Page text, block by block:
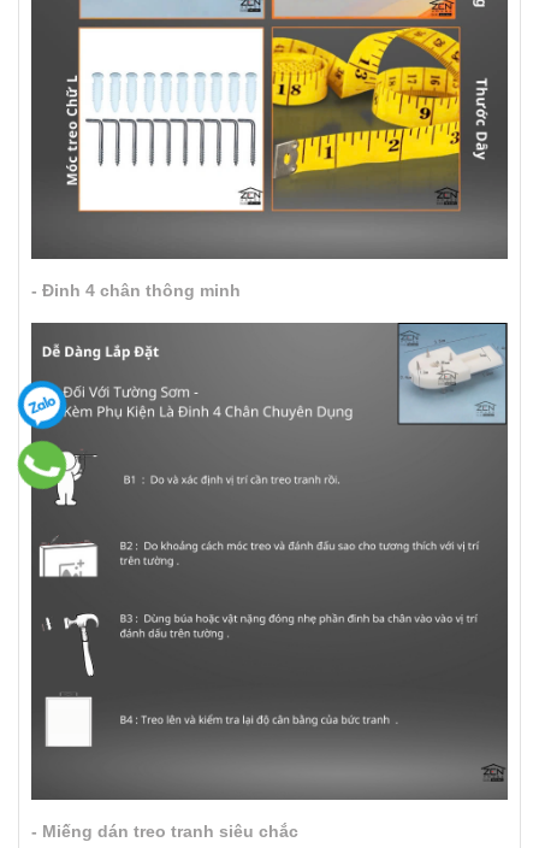
- Đinh 4 chân thông minh
- Miếng dán treo tranh siêu chắc